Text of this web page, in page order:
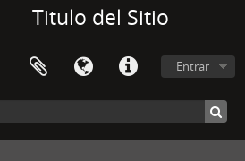
Titulo del Sitio
Entrar